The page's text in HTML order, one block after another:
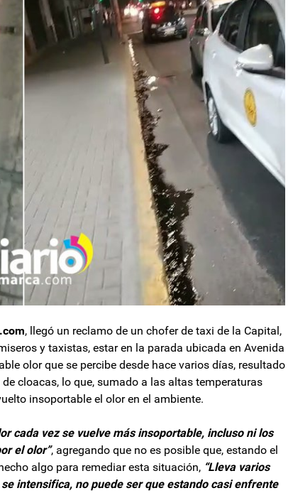
, llegó un reclamo de un chofer de taxi de la Capital,
y taxistas, estar en la parada ubicada en Avenida
olor que se percibe desde hace varios días, resultado
cloacas, lo que, sumado a las altas temperaturas
insoportable el olor en el ambiente.
cada vez se vuelve más insoportable, incluso ni los
el olor”, agregando que no es posible que, estando el
algo para remediar esta situación, “Lleva varios
intensifica, no puede ser que estando casi enfrente